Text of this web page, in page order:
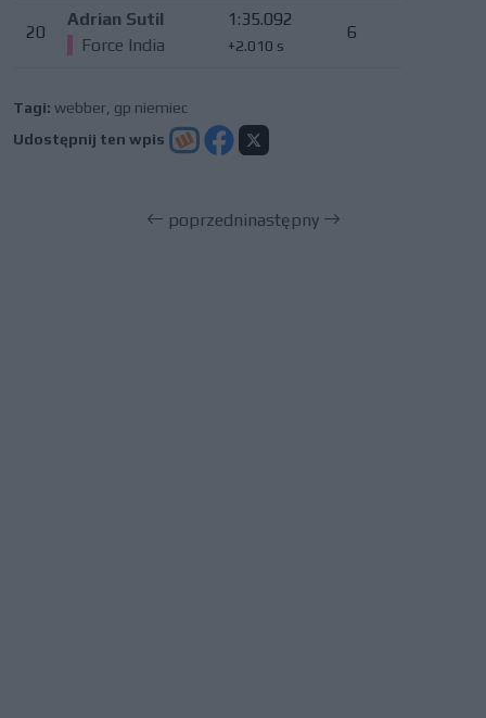
20
Adrian Sutil
Force India
1:35.092
+2.010 s
6
Tagi: webber, gp niemiec
Udostępnij ten wpis
poprzedninastępny